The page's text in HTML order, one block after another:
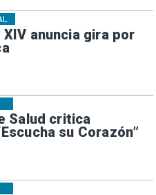
XIV anuncia gira por
Salud critica
su Corazón”